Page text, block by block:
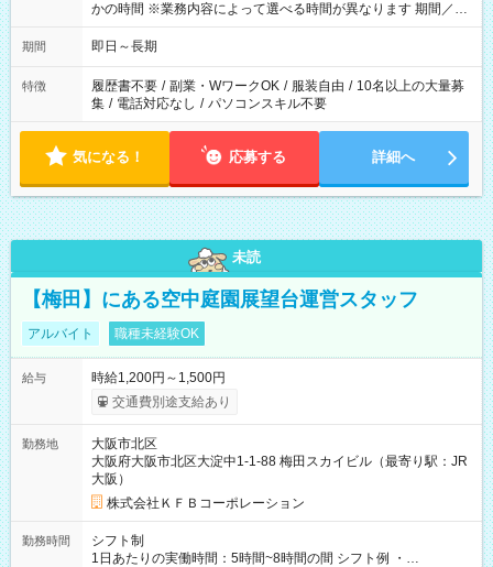
かの時間 ※業務内容によって選べる時間が異なります 期間／即
日～長期安定 スタート日は相談可能！ 勤務日／月～金の週4日
～でOK！
期間 即日～長期
特徴 履歴書不要 / 副業・WワークOK / 服装自由 / 10名以上の大量募
集 / 電話対応なし / パソコンスキル不要
気になる！ 応募する 詳細へ
未読
【梅田】にある空中庭園展望台運営スタッフ
アルバイト 職種未経験OK
給与
時給1,200円～1,500円
交通費別途支給あり
勤務地
大阪市北区
大阪府大阪市北区大淀中1-1-88 梅田スカイビル（最寄り駅：JR
大阪）
株式会社ＫＦＢコーポレーション
勤務時間
シフト制
1日あたりの実働時間：5時間~8時間の間 シフト例 ・